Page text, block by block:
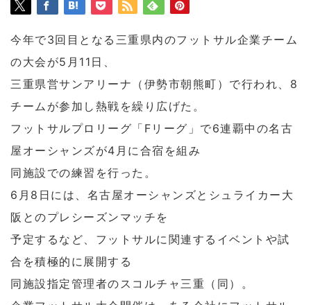
今年で3回目となる三重県内のフットサル企業チーム
の大会が5月11日、
三重県営サンアリーナ（伊勢市朝熊町）で行われ、8
チームが参加し熱戦を繰り広げた。
フットサルプロリーグ「Fリーグ」で6連覇中の名古
屋オーシャンズが4月に合宿を組み
同施設での練習を行った。
6月8日には、名古屋オーシャンズとシュライカー大
阪とのプレシーズンマッチを
予定するなど、フットサルに関連するイベントや試
合を積極的に展開する
同施設指定管理者のスコルチャ三重（同）。